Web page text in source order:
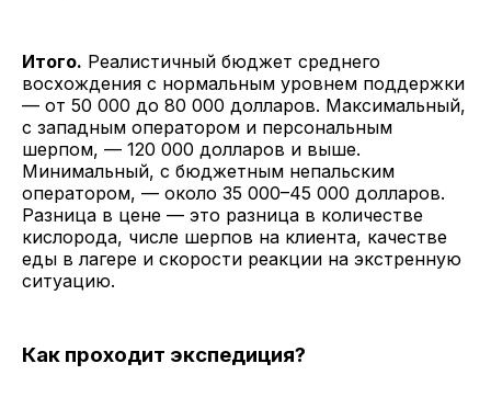
Итого. Реалистичный бюджет среднего
восхождения с нормальным уровнем поддержки
— от 50 000 до 80 000 долларов. Максимальный,
с западным оператором и персональным
шерпом, — 120 000 долларов и выше.
Минимальный, с бюджетным непальским
оператором, — около 35 000–45 000 долларов.
Разница в цене — это разница в количестве
кислорода, числе шерпов на клиента, качестве
еды в лагере и скорости реакции на экстренную
ситуацию.
Как проходит экспедиция?